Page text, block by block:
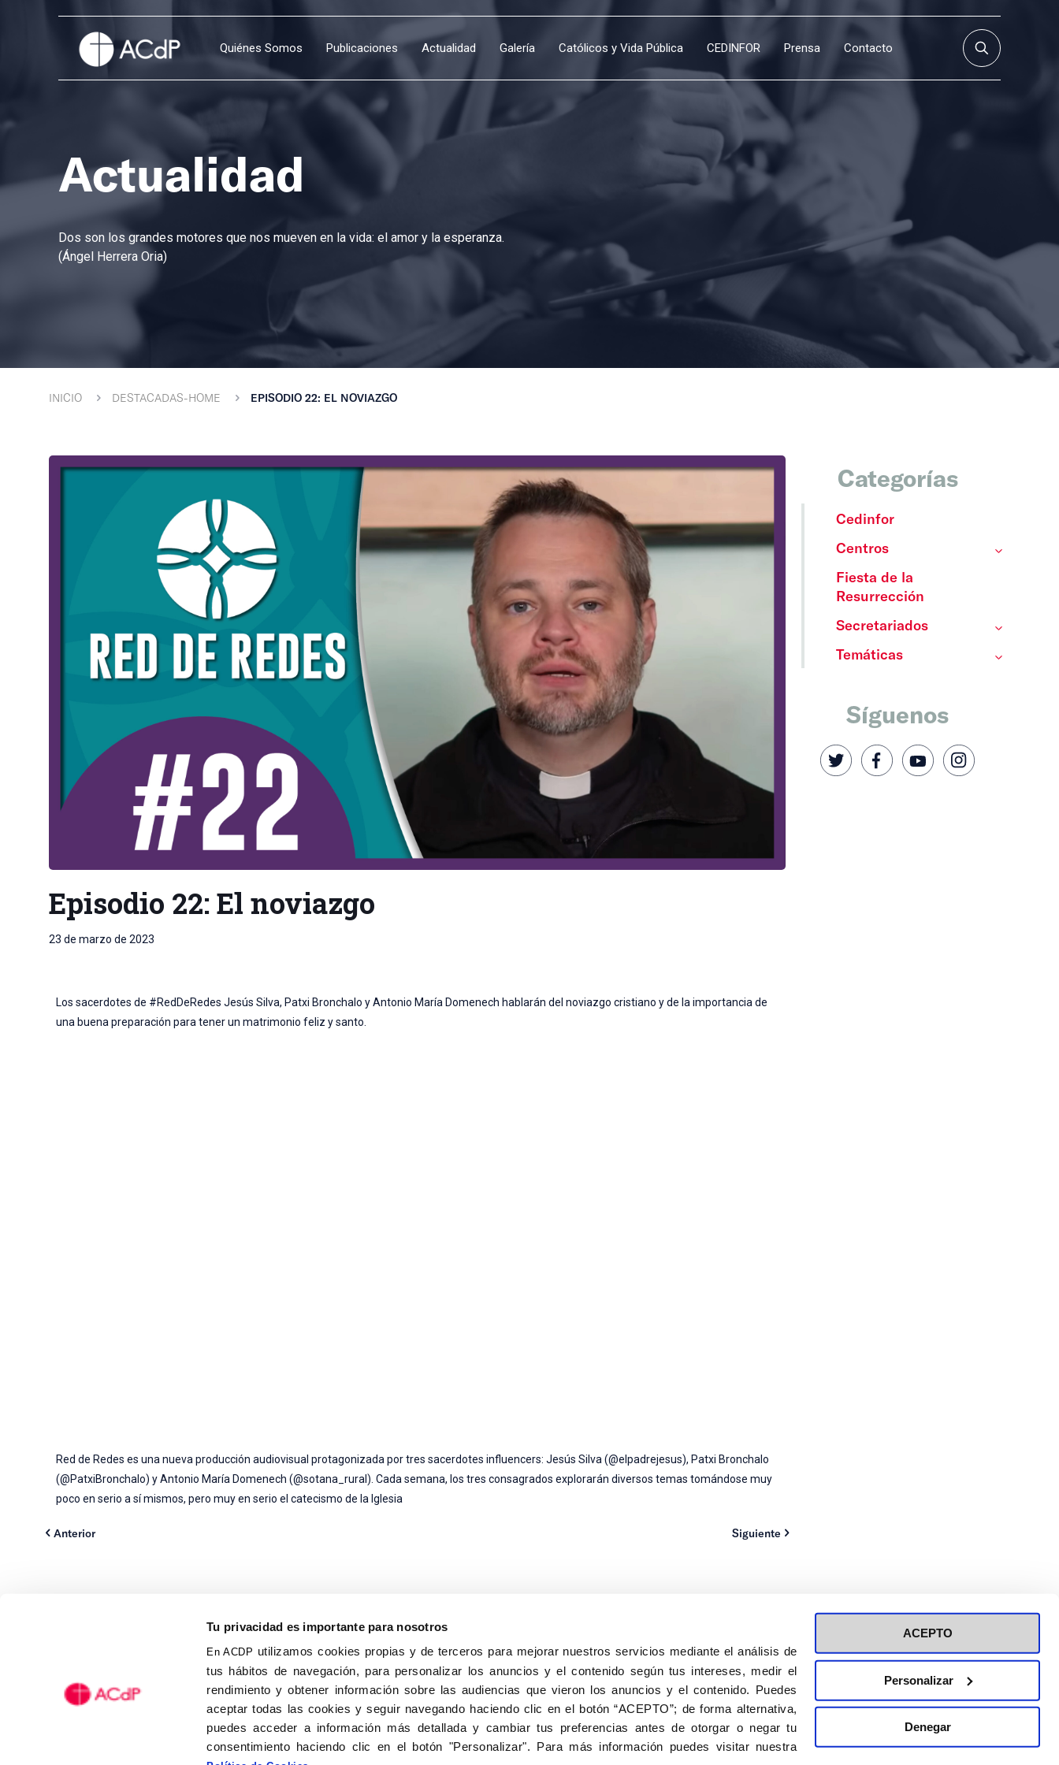
Tu privacidad es importante para nosotros
En ACDP utilizamos cookies propias y de terceros para mejorar nuestros servicios mediante el análisis de
tus hábitos de navegación, para personalizar los anuncios y el contenido según tus intereses, medir el
rendimiento y obtener información sobre las audiencias que vieron los anuncios y el contenido. Puedes
aceptar todas las cookies y seguir navegando haciendo clic en el botón “ACEPTO”; de forma alternativa,
puedes acceder a información más detallada y cambiar tus preferencias antes de otorgar o negar tu
consentimiento haciendo clic en el botón "Personalizar". Para más información puedes visitar nuestra
ACEPTO
Personalizar
Denegar
Quiénes Somos Publicaciones Actualidad Galería Católicos y Vida Pública CEDINFOR Prensa Contacto
Actualidad
Dos son los grandes motores que nos mueven en la vida: el amor y la esperanza.
(Ángel Herrera Oria)
INICIO DESTACADAS-HOME EPISODIO 22: EL NOVIAZGO
Episodio 22: El noviazgo
23 de marzo de 2023
Los sacerdotes de #RedDeRedes Jesús Silva, Patxi Bronchalo y Antonio María Domenech hablarán del noviazgo cristiano y de la importancia de
una buena preparación para tener un matrimonio feliz y santo.
Red de Redes es una nueva producción audiovisual protagonizada por tres sacerdotes influencers: Jesús Silva (@elpadrejesus), Patxi Bronchalo
(@PatxiBronchalo) y Antonio María Domenech (@sotana_rural). Cada semana, los tres consagrados explorarán diversos temas tomándose muy
poco en serio a sí mismos, pero muy en serio el catecismo de la Iglesia
Anterior Siguiente
Categorías
Cedinfor
Centros
Fiesta de la
Resurrección
Secretariados
Temáticas
Síguenos
Calle Isaac Peral, 58 C.P.: 28040, Madrid
Tel (+34) 91 456 63 27
Fax: (+34) 91 535 19 98
acdp@acdp.es
Aviso Legal Inscripción a eventos
Política de privacidad de RRSS
Política de cookies